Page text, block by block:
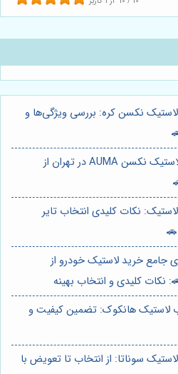
نکسن کره: بررسی ویژگی‌ها و
⭐️راهنمای جامع خرید لاستیک نکسن AUMA در تهران از
نکات کلیدی انتخاب تایر
جامع خرید لاستیک خودرو از
کلیدی و انتخاب بهینه
لاستیک هانکوک: تضمین کیفیت و
سوناتا: از انتخاب تا تعویض با